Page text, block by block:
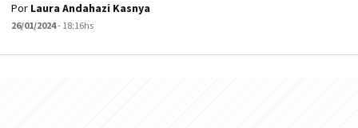
Por Laura Andahazi Kasnya
26/01/2024- 18:16hs